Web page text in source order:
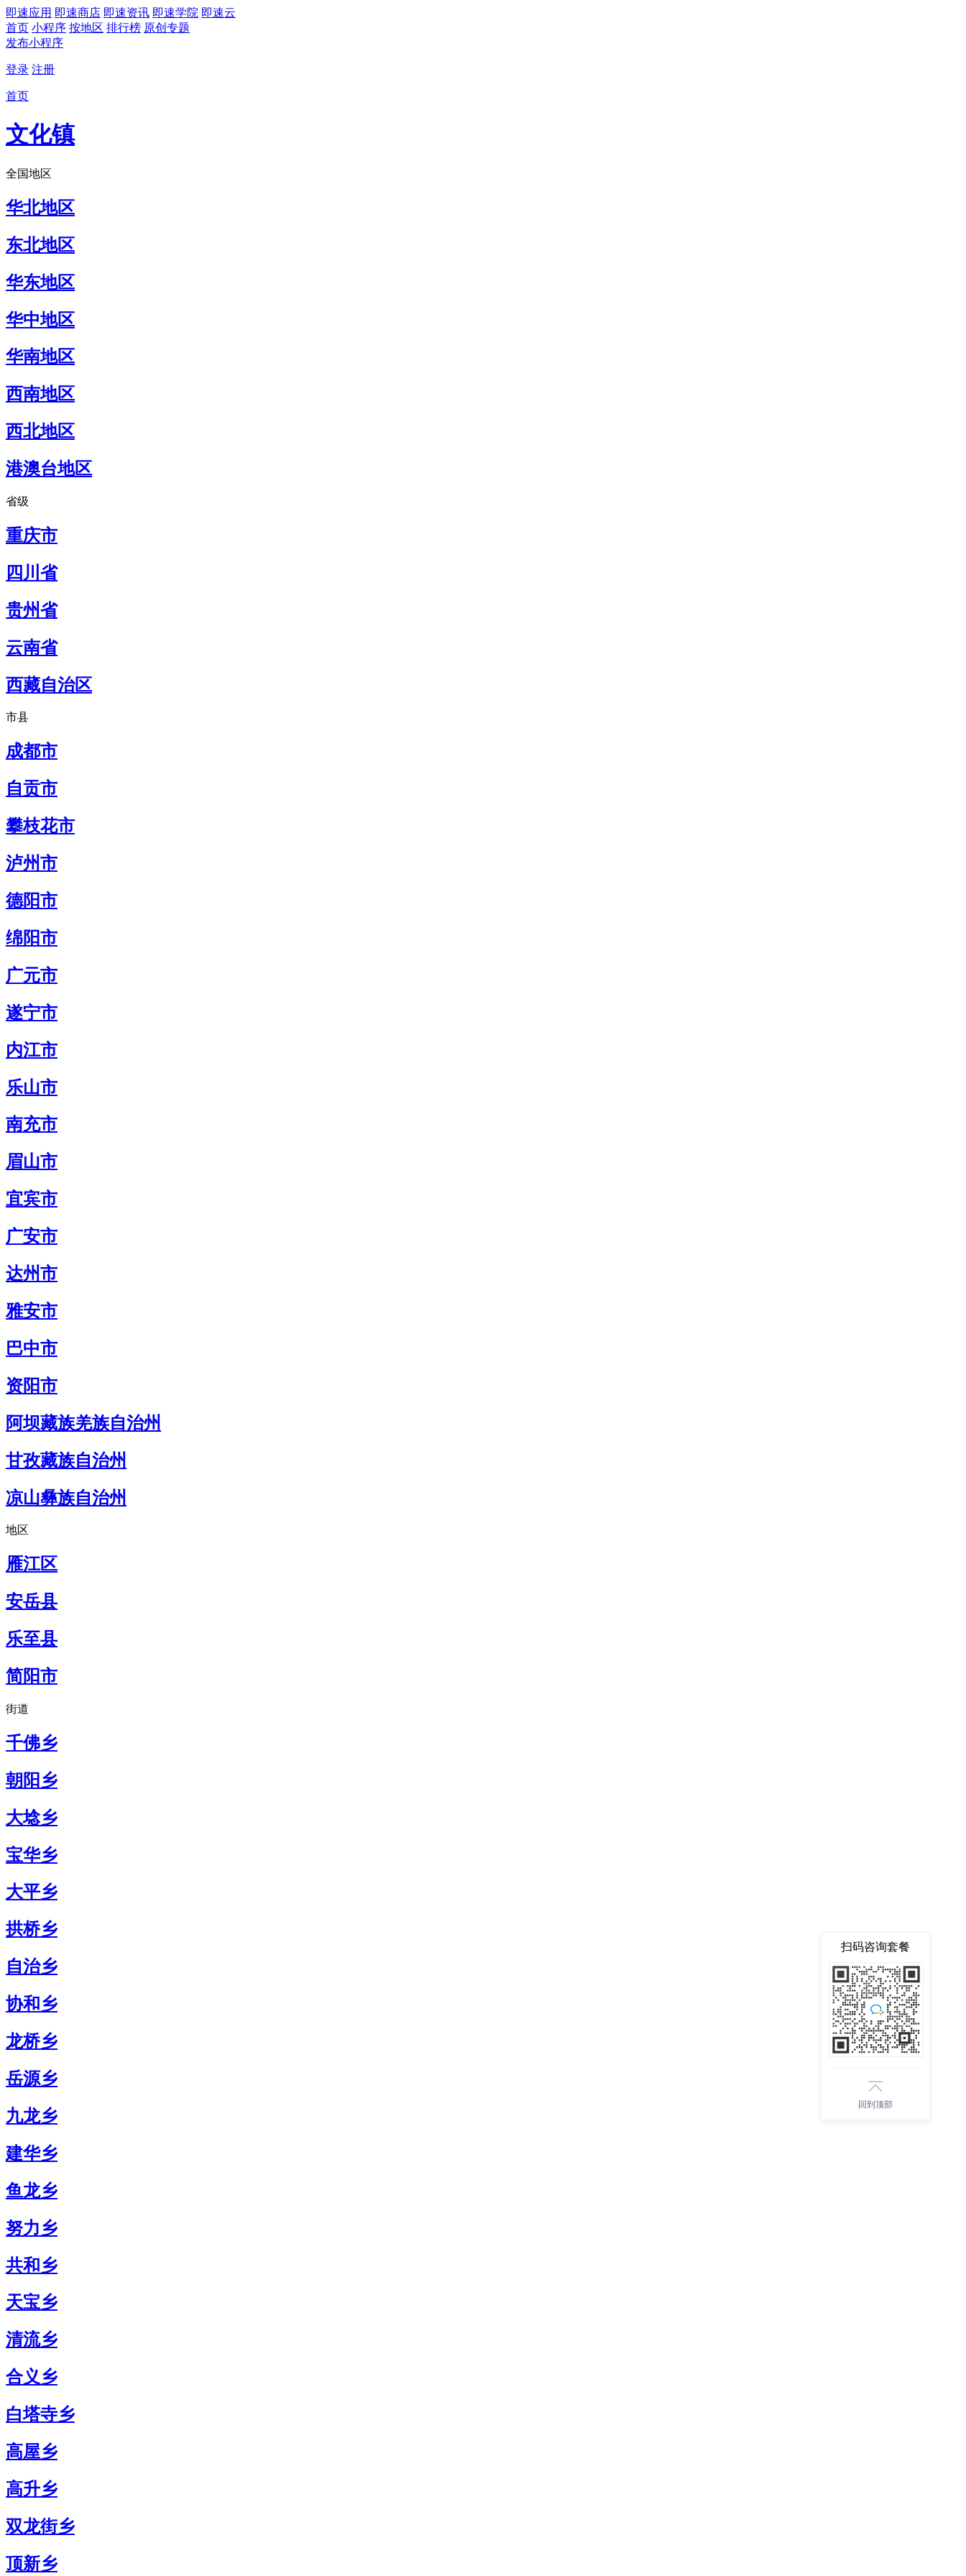
即速应用 即速商店 即速资讯 即速学院 即速云
首页 小程序 按地区 排行榜 原创专题
发布小程序
登录 注册
首页
文化镇
全国地区
华北地区
东北地区
华东地区
华中地区
华南地区
西南地区
西北地区
港澳台地区
省级
重庆市
四川省
贵州省
云南省
西藏自治区
市县
成都市
自贡市
攀枝花市
泸州市
德阳市
绵阳市
广元市
遂宁市
内江市
乐山市
南充市
眉山市
宜宾市
广安市
达州市
雅安市
巴中市
资阳市
阿坝藏族羌族自治州
甘孜藏族自治州
凉山彝族自治州
地区
雁江区
安岳县
乐至县
简阳市
街道
千佛乡
朝阳乡
大埝乡
宝华乡
大平乡
拱桥乡
自治乡
协和乡
龙桥乡
岳源乡
九龙乡
建华乡
鱼龙乡
努力乡
共和乡
天宝乡
清流乡
合义乡
白塔寺乡
高屋乡
高升乡
双龙街乡
顶新乡
扫码咨询套餐
回到顶部